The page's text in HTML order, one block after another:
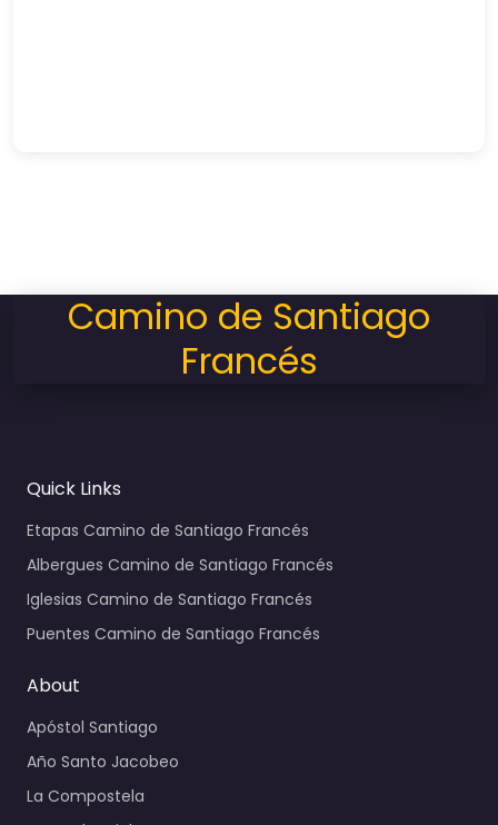
Camino de Santiago
Francés
Quick Links
Etapas Camino de Santiago Francés
Albergues Camino de Santiago Francés
Iglesias Camino de Santiago Francés
Puentes Camino de Santiago Francés
About
Apóstol Santiago
Año Santo Jacobeo
La Compostela